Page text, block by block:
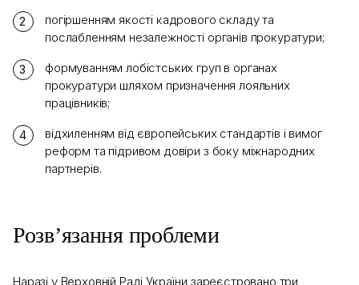
погіршенням якості кадрового складу та
послабленням незалежності органів прокуратури;
формуванням лобістських груп в органах
прокуратури шляхом призначення лояльних
працівників;
відхиленням від європейських стандартів і вимог
реформ та підривом довіри з боку міжнародних
партнерів.
Розв’язання проблеми
Наразі у Верховній Раді України зареєстровано три